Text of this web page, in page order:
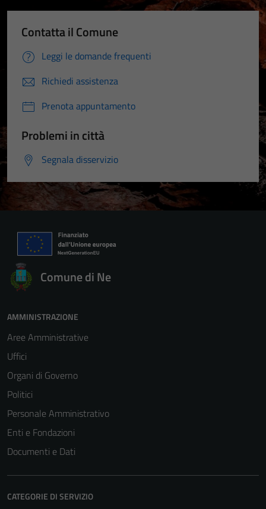
Contatta il Comune
Leggi le domande frequenti
Richiedi assistenza
Prenota appuntamento
Problemi in città
Segnala disservizio
Comune di Ne
AMMINISTRAZIONE
Aree Amministrative
Uffici
Organi di Governo
Politici
Personale Amministrativo
Enti e Fondazioni
Documenti e Dati
CATEGORIE DI SERVIZIO